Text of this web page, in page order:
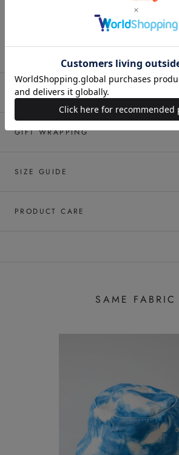
SHIPPING & RETURNS
GIFT WRAPPING
SIZE GUIDE
PRODUCT CARE
SAME FABRIC